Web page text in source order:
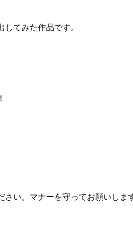
てみた作品です。
い。マナーを守ってお願いしま